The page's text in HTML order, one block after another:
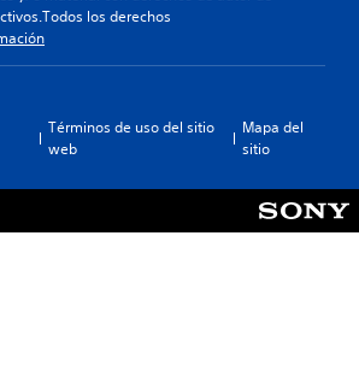
los derechos
Términos de uso del sitio
web
Mapa del
sitio